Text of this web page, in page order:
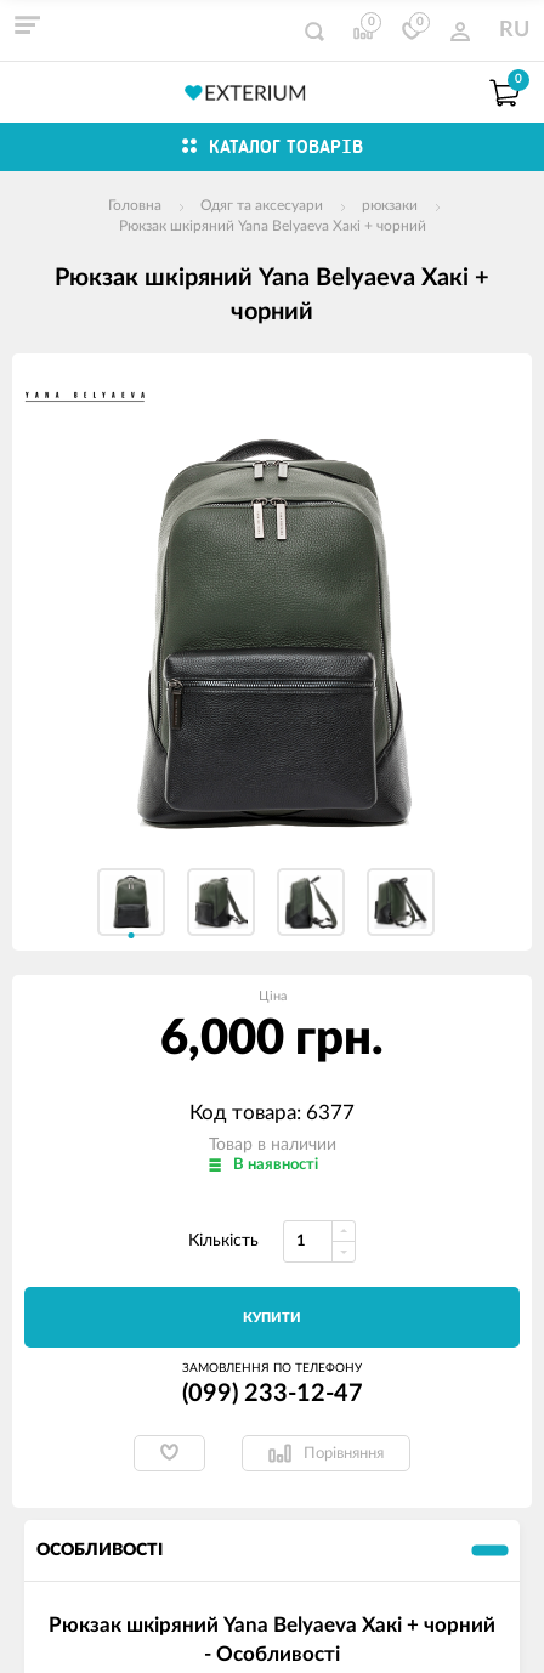
0 0 RU
0
КАТАЛОГ ТОВАРІВ
Головна Одяг та аксесуари
рюкзаки
Рюкзак шкіряний Yana Belyaeva Хакі + чорний
Рюкзак шкіряний Yana Belyaeva Хакі +
чорний
продуктів
Ціна
6,000 грн.
Код товара: 6377
Товар в наличии
В наявності
Кількість
КУПИТИ
ЗАМОВЛЕННЯ ПО ТЕЛЕФОНУ
(099) 233-12-47
Порівняння
ОСОБЛИВОСТІ
Рюкзак шкіряний Yana Belyaeva Хакі + чорний
- Особливості